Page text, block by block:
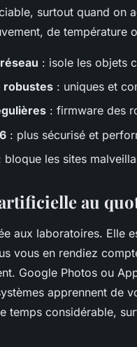
surtout quand on
de température
: isole les objets
robustes : uniques et
: firmware des
: plus sécurisé et
bloque les sites
au
aux laboratoires.
vous en rendiez
Google Photos ou
apprennent de
temps considérable,